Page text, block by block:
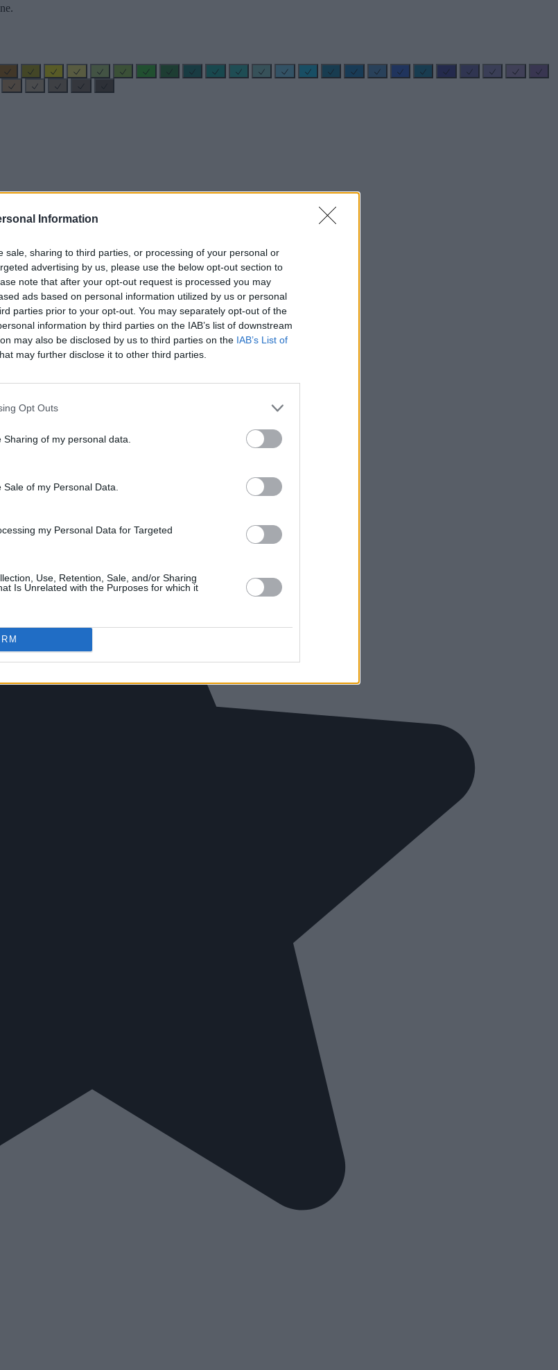
Information
sale, sharing to third parties, or processing of your personal or
advertising by us, please use the below opt-out section to
note that after your opt-out request is processed you may
ads based on personal information utilized by us or personal
parties prior to your opt-out. You may separately opt-out of the
information by third parties on the IAB’s list of downstream
may also be disclosed by us to third parties on the IAB’s List of
may further disclose it to other third parties.
Opt Outs
of my personal data.
of my Personal Data.
my Personal Data for Targeted
Use, Retention, Sale, and/or Sharing
Is Unrelated with the Purposes for which it